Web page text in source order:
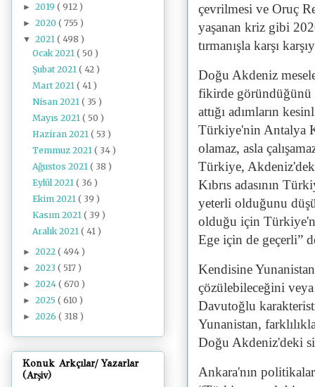
çevrilmesi ve Oruç
yaşanan kriz gibi
tırmanışla karşı
Doğu Akdeniz
fikirde göründüğünü
attığı adımların
Türkiye'nin Antalya
olamaz, asla
Türkiye,
Kıbrıs adasının
yeterli olduğunu
olduğu için
Ege için de geçerli”
Kendisine
çözülebileceğini
Davutoğlu
Yunanistan,
Doğu Akdeniz'deki
Ankara'nın
► 2019 ( 912 )
► 2020 ( 755 )
▼ 2021 ( 498 )
Ocak 2021( 50 )
Şubat 2021( 42 )
Mart 2021( 41 )
Nisan 2021( 35 )
Mayıs 2021( 50 )
Haziran 2021( 53 )
Temmuz 2021( 34 )
Ağustos 2021( 38 )
Eylül 2021( 36 )
Ekim 2021( 39 )
Kasım 2021( 39 )
Aralık 2021( 41 )
► 2022 ( 494 )
► 2023 ( 517 )
► 2024 ( 670 )
► 2025 ( 610 )
► 2026 ( 318 )
Konuk Arkçılar/ Yazarlar
(Arşiv)